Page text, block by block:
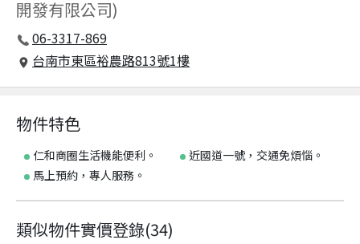
開發有限公司)
06-3317-869
台南市東區裕農路813號1樓
物件特色
仁和商圈生活機能便利。
近國道一號，交通免煩惱。
馬上預約，專人服務。
類似物件實價登錄(34)